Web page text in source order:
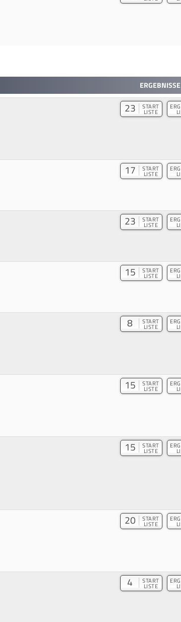
ERGEBNISSE
23 START
LISTE
17 START
LISTE
23 START
LISTE
15 START
LISTE
8 START
LISTE
15 START
LISTE
15 START
LISTE
20 START
LISTE
4 START
LISTE